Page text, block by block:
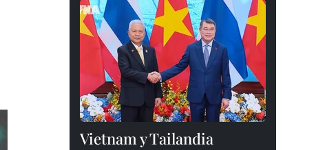
Vietnam y Tailandia